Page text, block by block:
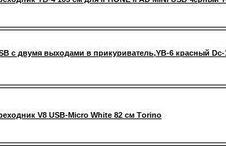
с двумя выходами в прикуриватель,YB-6 красный Dc-
V8 USB-Micro White 82 см Тorino